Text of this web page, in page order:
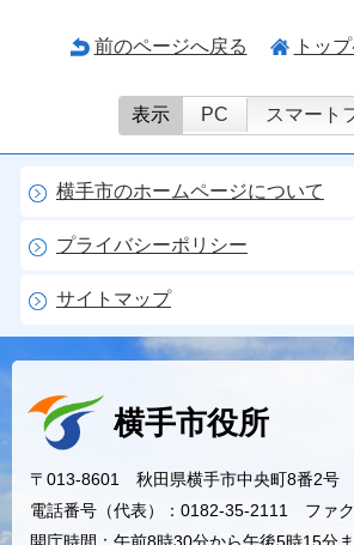
前のページへ戻る トッ
表示 PC スマート
横手市のホームページについて
プライバシーポリシー
サイトマップ
横手市役所
〒013-8601 秋田県横手市中央町8番2号
電話番号（代表）：0182-35-2111 ファ